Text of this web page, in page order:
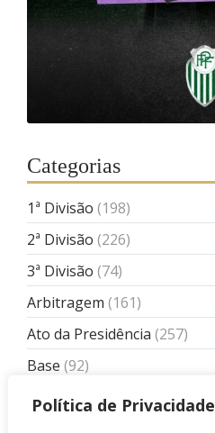
Política de Privacidade
Categorias
1ª Divisão (198)
2ª Divisão (226)
3ª Divisão (74)
Arbitragem (161)
Ato da Presidência (257)
Base (92)
Base(75)